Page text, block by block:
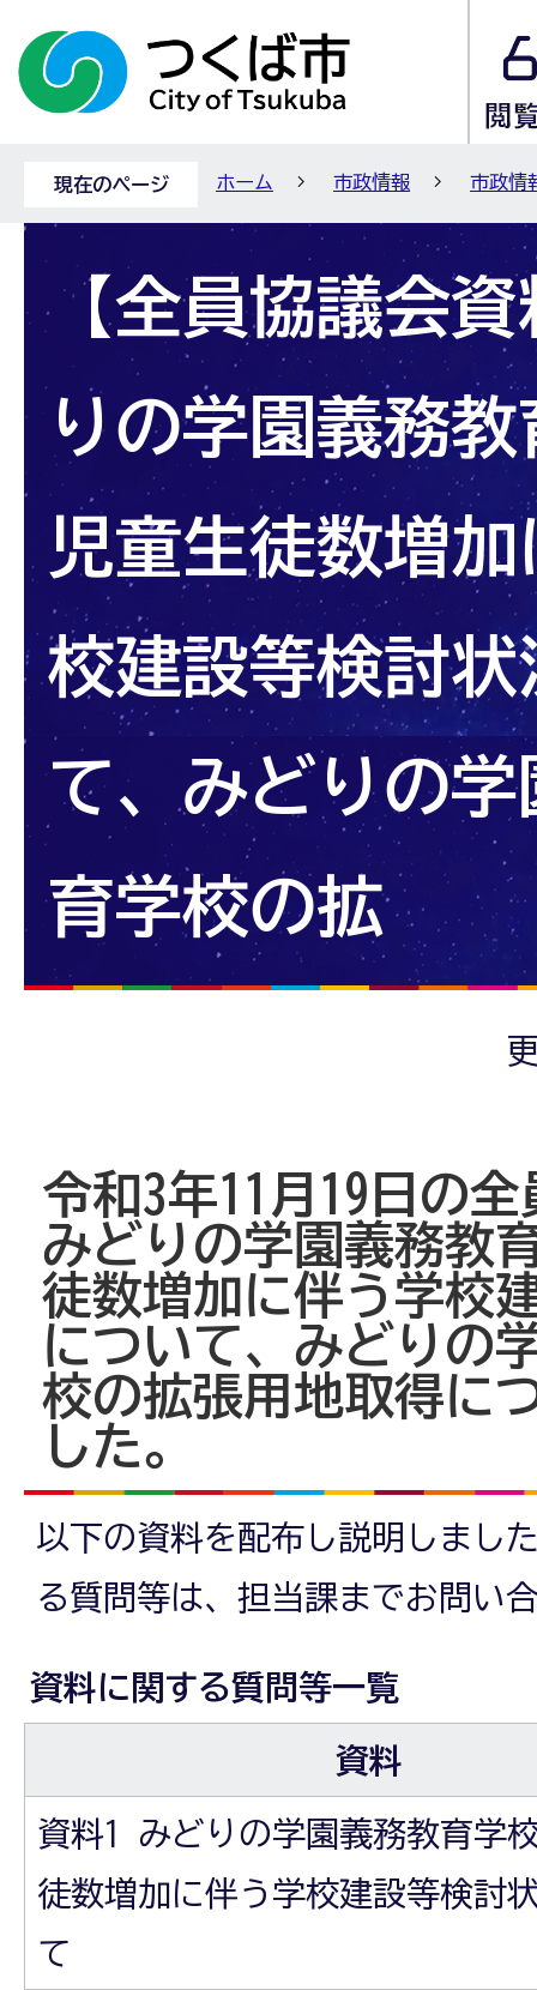
現在のページ ホーム 市政情報 市政情
【全員協議会資
りの学園義務
児童生徒数増
校建設等検討状
て、みどりの
育学校の拡
令和3年11月19日の
みどりの学園義務教
徒数増加に伴う学校
について、みどりの
校の拡張用地取得に
した。
以下の資料を配布し説明しまし
る質問等は、担当課までお問い
資料に関する質問等一覧
資料
資料1 みどりの学園義務教育学
徒数増加に伴う学校建設等検討
て